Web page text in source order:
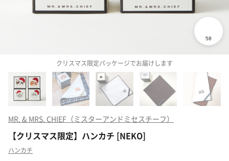
クリスマス限定パッケージでお届けします
MR. & MRS. CHIEF（ミスターアンドミセスチーフ）
【クリスマス限定】ハンカチ [NEKO]
ハンカチ